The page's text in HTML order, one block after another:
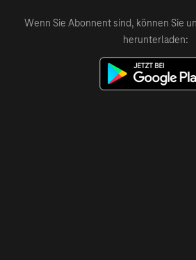
Wenn Sie Abonnent sind, können Sie
herunterladen: